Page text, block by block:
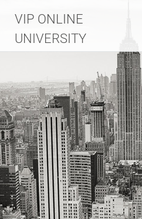
content
VIP ONLINE
UNIVERSITY